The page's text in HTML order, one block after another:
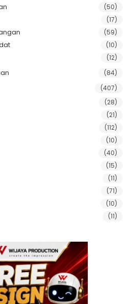
(50)
(17)
(59)
(10)
(12)
(84)
(407)
(28)
(21)
(112)
(10)
(40)
(15)
(11)
(71)
(10)
(11)